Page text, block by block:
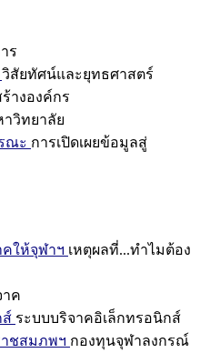
ร
วิสัยทัศน์และยุทธศาสตร์
างองค์กร
วิทยาลัย
ณะ การเปิดเผยข้อมูลสู่
คให้จุฬาฯ เหตุผลที่...ทำไมต้อง
าค
ส์ ระบบบริจาคอิเล็กทรอนิกส์
ชสมภพฯ กองทุนจุฬาลงกรณ์